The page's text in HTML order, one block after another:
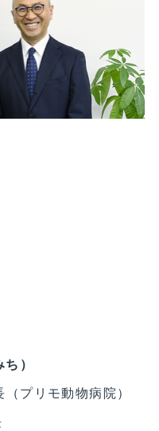
）
プリモ動物病院）